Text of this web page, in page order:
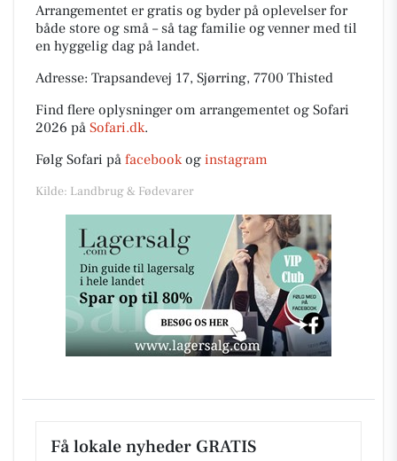
Arrangementet er gratis og byder på oplevelser for
både store og små – så tag familie og venner med til
en hyggelig dag på landet.
Adresse: Trapsandevej 17, Sjørring, 7700 Thisted
Find flere oplysninger om arrangementet og Sofari
2026 på Sofari.dk.
Følg Sofari på facebookog instagram
Kilde: Landbrug & Fødevarer
Få lokale nyheder GRATIS